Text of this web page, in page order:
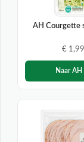
AH Courgette
€ 1,99
Naar